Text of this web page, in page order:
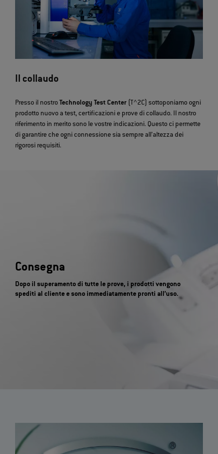
Il collaudo
Presso il nostroTechnology Test Center
(T^2C) sottoponiamo ogni
prodotto nuovo a test, certificazioni e prove di collaudo. Il nostro
riferimento in merito sono le vostre indicazioni. Questo ci permette
di garantire che ogni connessione sia sempre all’altezza dei
rigorosi requisiti.
Consegna
Dopo il superamento di tutte le prove, i prodotti vengono
spediti al cliente e sono immediatamente pronti all’uso.